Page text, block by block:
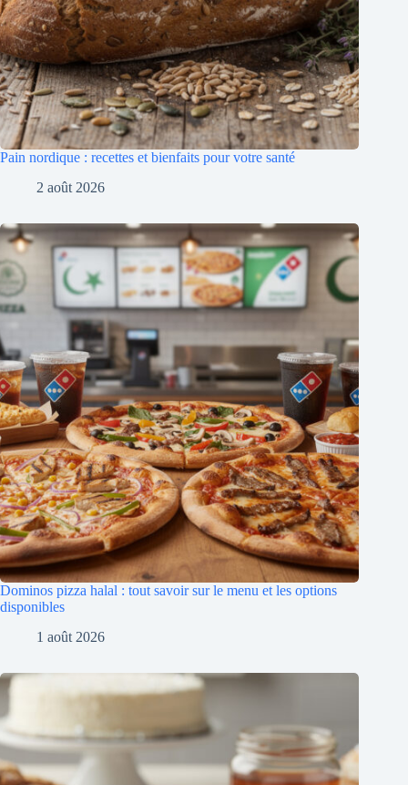
Pain nordique : recettes et bienfaits pour votre santé
2 août 2026
Dominos pizza halal : tout savoir sur le menu et les options
disponibles
1 août 2026